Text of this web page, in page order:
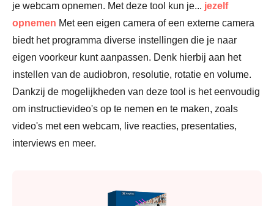
je webcam opnemen. Met deze tool kun je... jezelf
opnemen Met een eigen camera of een externe camera
biedt het programma diverse instellingen die je naar
eigen voorkeur kunt aanpassen. Denk hierbij aan het
instellen van de audiobron, resolutie, rotatie en volume.
Dankzij de mogelijkheden van deze tool is het eenvoudig
om instructievideo's op te nemen en te maken, zoals
video's met een webcam, live reacties, presentaties,
interviews en meer.